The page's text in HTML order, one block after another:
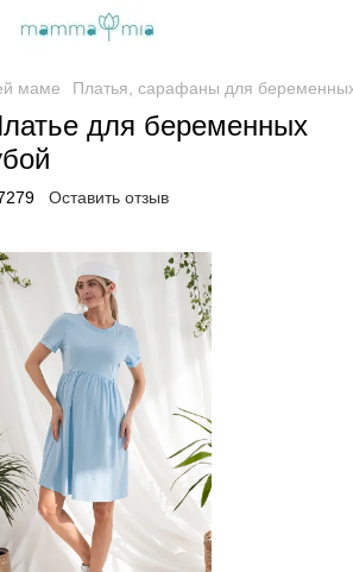
маме Платья, сарафаны для
для беременных
Оставить отзыв